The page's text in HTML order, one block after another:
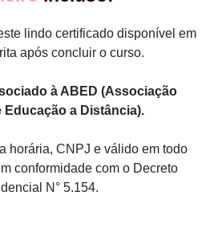
lindo certificado disponível em
após concluir o curso.
à ABED (Associação
Educação a Distância).
horária, CNPJ e válido em todo
conformidade com o Decreto
N° 5.154.